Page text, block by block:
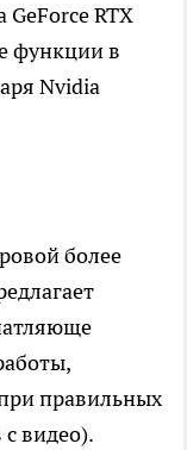
RTX
функции в
Nvidia
более
правильных
с видео).